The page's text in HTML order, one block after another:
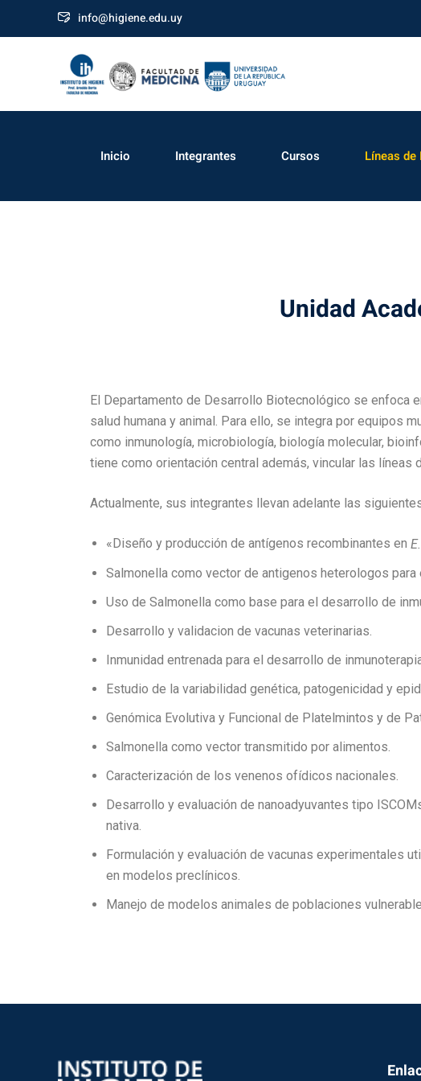
info@higiene.edu.uy
Inicio Integrantes Cursos Líneas
Unidad
El Departamento de Desarrollo Biotecnológico se
salud humana y animal. Para ello, se integra por equipos
como inmunología, microbiología, biología molecular,
tiene como orientación central además, vincular las
Actualmente, sus integrantes llevan adelante las
«Diseño y producción de antígenos recombinantes en
Salmonella como vector de antigenos heterologos
Uso de Salmonella como base para el desarrollo de
Desarrollo y validacion de vacunas veterinarias.
Inmunidad entrenada para el desarrollo de
Estudio de la variabilidad genética, patogenicidad y
Genómica Evolutiva y Funcional de Platelmintos y de
Salmonella como vector transmitido por alimentos.
Caracterización de los venenos ofídicos nacionales.
Desarrollo y evaluación de nanoadyuvantes tipo
nativa.
Formulación y evaluación de vacunas experimentales
en modelos preclínicos.
Manejo de modelos animales de poblaciones